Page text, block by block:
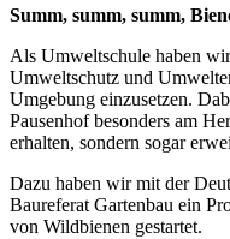
Summ, summ, summ,
Als Umweltschule haben
Umweltschutz und
Umgebung einzusetzen.
Pausenhof besonders am
erhalten, sondern sogar
Dazu haben wir mit der
Baureferat Gartenbau ein
von Wildbienen gestartet.